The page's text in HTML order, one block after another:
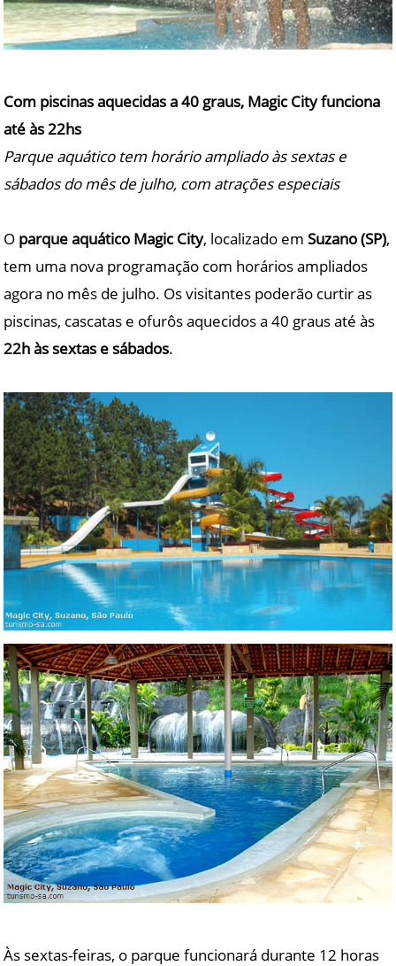
Com piscinas aquecidas a 40 graus, Magic City funciona
até às 22​hs
Parque aquático tem horário ampliado às sextas e
sábados do mês de julho, com atrações especiais
O parque aquático Magic City, localizado emSuzano (SP),
tem uma nova programação com horários ampliados
agora no mês de julho. Os visitantes poderão curtir as
piscinas, cascatas e ofurôs aquecidos a 40 graus até às
22h às sextas e sábados.
Às sextas-feiras, o parque funcionará durante 12 horas